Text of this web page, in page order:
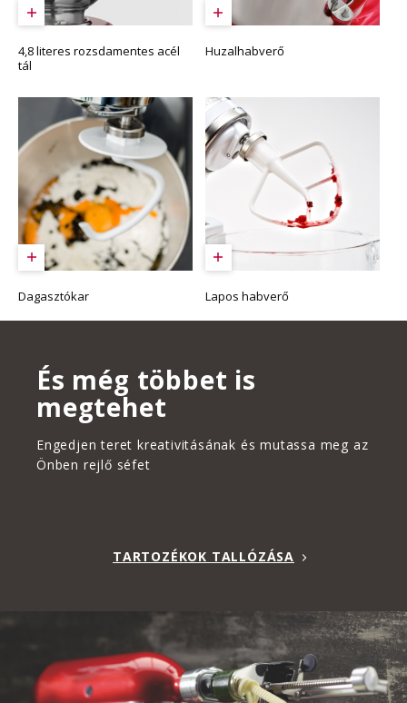
4,8 literes rozsdamentes acél
tál
Huzalhabverő
Dagasztókar Lapos habverő
És még többet is
megtehet
Engedjen teret kreativitásának és mutassa meg az
Önben rejlő séfet
TARTOZÉKOK TALLÓZÁSA